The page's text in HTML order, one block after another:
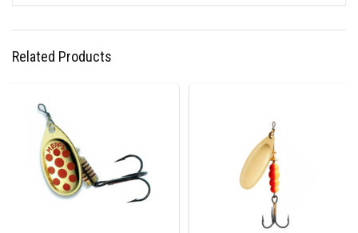
Related Products